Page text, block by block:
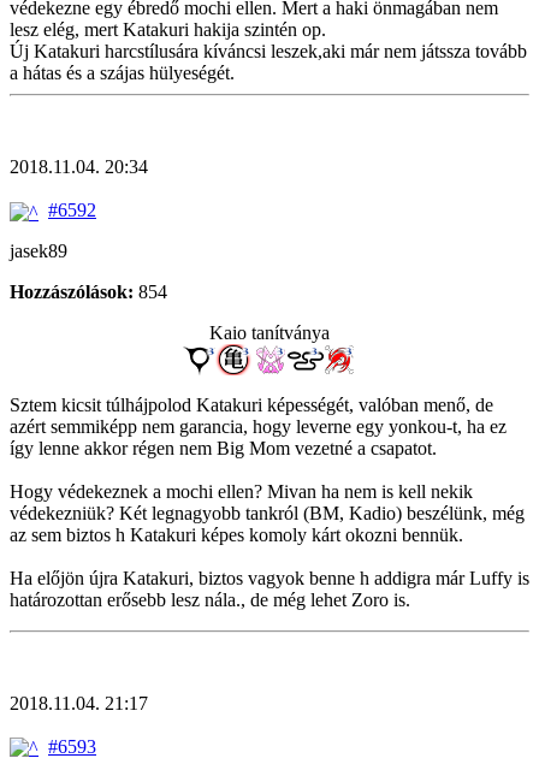
védekezne egy ébredő mochi ellen. Mert a haki önmagában nem
lesz elég, mert Katakuri hakija szintén op.
Új Katakuri harcstílusára kíváncsi leszek,aki már nem játssza tovább
a hátas és a szájas hülyeségét.
2018.11.04. 20:34
#6592
jasek89
Hozzászólások: 854
Kaio tanítványa
Sztem kicsit túlhájpolod Katakuri képességét, valóban menő, de
azért semmiképp nem garancia, hogy leverne egy yonkou-t, ha ez
így lenne akkor régen nem Big Mom vezetné a csapatot.
Hogy védekeznek a mochi ellen? Mivan ha nem is kell nekik
védekezniük? Két legnagyobb tankról (BM, Kadio) beszélünk, még
az sem biztos h Katakuri képes komoly kárt okozni bennük.
Ha előjön újra Katakuri, biztos vagyok benne h addigra már Luffy is
határozottan erősebb lesz nála., de még lehet Zoro is.
2018.11.04. 21:17
#6593